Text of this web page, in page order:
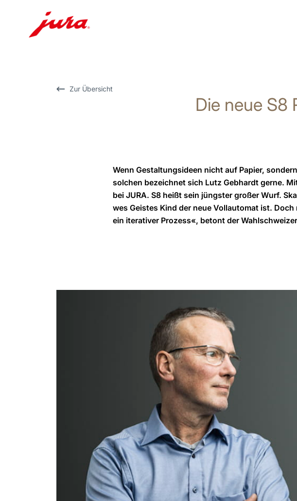
Zur Übersicht
Die neue S8
Wenn Gestaltungsideen nicht auf Papier,
solchen bezeichnet sich Lutz Gebhardt gerne.
bei JURA. S8 heißt sein jüngster großer Wurf.
wes Geistes Kind der neue Vollautomat ist.
ein iterativer Prozess«, betont der